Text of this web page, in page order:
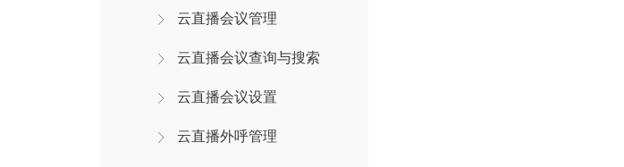
云直播会议管理
云直播会议查询与搜索
云直播会议设置
云直播外呼管理